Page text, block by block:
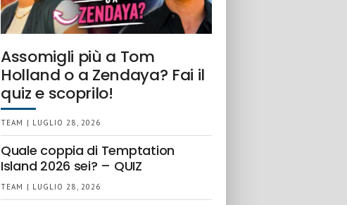
Assomigli più a Tom
Holland o a Zendaya? Fai il
quiz e scoprilo!
TEAM | LUGLIO 28, 2026
Quale coppia di Temptation
Island 2026 sei? – QUIZ
TEAM | LUGLIO 28, 2026